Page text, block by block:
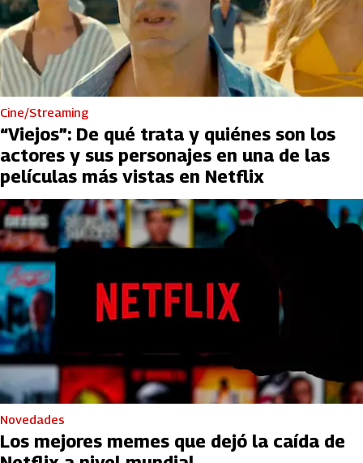
Cine/Streaming
“Viejos”: De qué trata y quiénes son los
actores y sus personajes en una de las
películas más vistas en Netflix
Novedades
Los mejores memes que dejó la caída de